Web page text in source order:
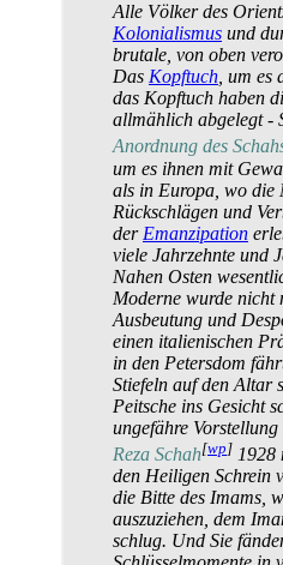
Alle Völker des
Kolonialismus und
brutale, von oben
Das Kopftuch , um
das Kopftuch haben
allmählich abgelegt -
Anordnung des
um es ihnen mit
als in Europa, wo die
Rückschlägen und
der Emanzipation
viele Jahrzehnte und
Nahen Osten
Moderne wurde nicht
Ausbeutung und
einen italienischen
in den Petersdom
Stiefeln auf den Altar
Peitsche ins Gesicht
ungefähre
Reza Schah[wp] 1928
den Heiligen Schrein
die Bitte des Imams,
auszuziehen, dem
schlug. Und Sie